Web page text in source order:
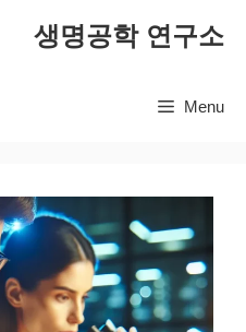
생명공학 연구소
Menu